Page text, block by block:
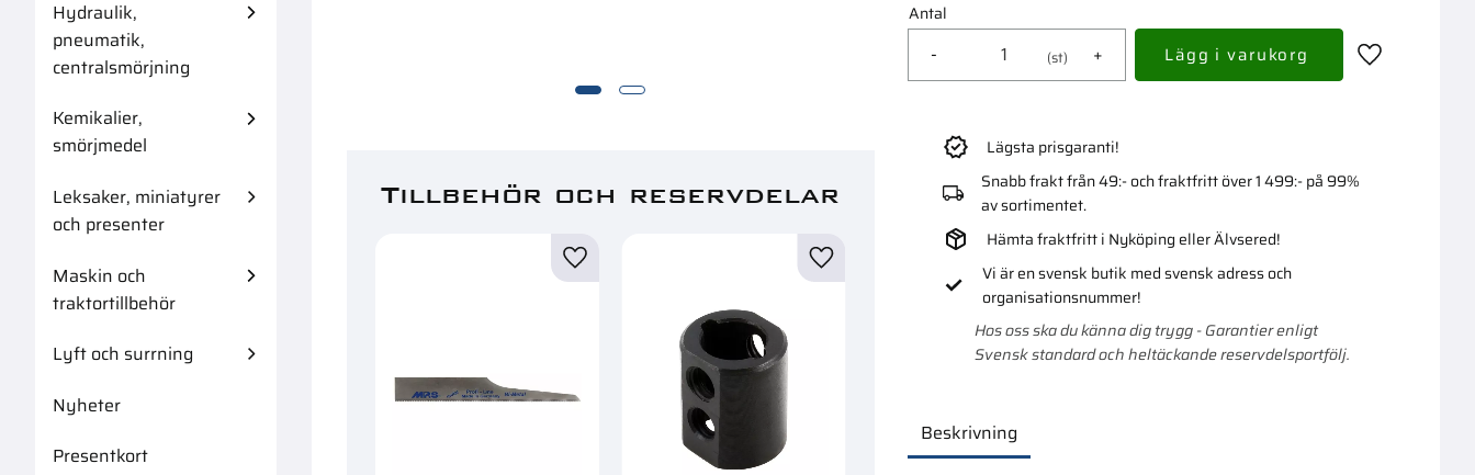
Tillbehör och reservdelar
Lägg till i favoriter Lägg till i favoriter Lägg till i favoriter
Antal
st +
- Lägg till i
Lägsta prisgaranti!
Snabb frakt från 49:- och fraktfritt över 1 499:- på 99%
av sortimentet.
Hämta fraktfritt i Nyköping eller Älvsered!
Vi är en svensk butik med svensk adress och
organisationsnummer!
Hos oss ska du känna dig trygg - Garantier enligt
Svensk standard och heltäckande reservdelsportfölj.
Beskrivning
Hydraulik,
pneumatik,
centralsmörjning
Kemikalier,
smörjmedel
Leksaker, miniatyrer
och presenter
Maskin och
traktortillbehör
Lyft och surrning
Nyheter
Presentkort